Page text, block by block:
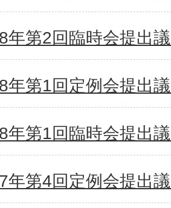
年第2回臨時会提出
年第1回定例会提出
年第1回臨時会提出
年第4回定例会提出